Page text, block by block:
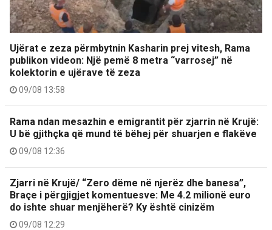
Ujërat e zeza përmbytnin Kasharin prej vitesh, Rama
publikon videon: Një pemë 8 metra “varrosej” në
kolektorin e ujërave të zeza
09/08 13:58
Rama ndan mesazhin e emigrantit për zjarrin në Krujë:
U bë gjithçka që mund të bëhej për shuarjen e flakëve
09/08 12:36
Zjarri në Krujë/ “Zero dëme në njerëz dhe banesa”,
Braçe i përgjigjet komentuesve: Me 4.2 milionë euro
do ishte shuar menjëherë? Ky është cinizëm
09/08 12:29